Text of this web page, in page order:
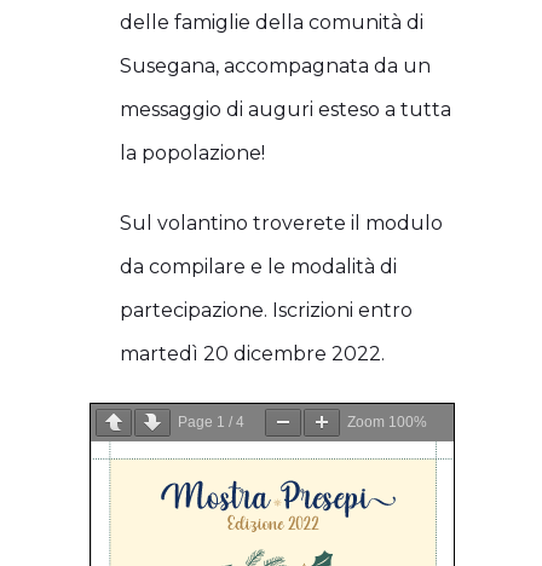
delle famiglie della comunità di
Susegana, accompagnata da un
messaggio di auguri esteso a tutta
la popolazione!
Sul volantino troverete il modulo
da compilare e le modalità di
partecipazione. Iscrizioni entro
martedì 20 dicembre 2022.
Page 1 / 4 Zoom 100%